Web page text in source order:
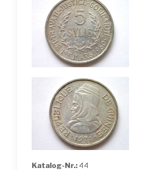
Katalog-Nr.: 44